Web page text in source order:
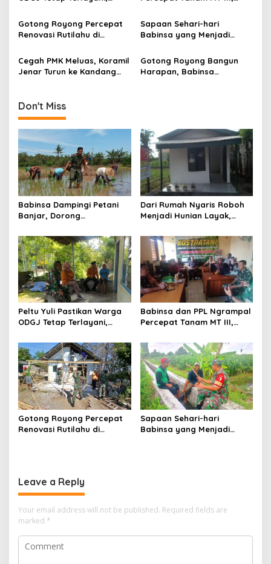
a
t
i
o
n
Tengah Masyarakat
Tanam di Sragen
Gotong Royong Percepat
Renovasi Rutilahu di
Turun Langsung Bantu
Warga
Sapaan Sehari-hari
Babinsa yang Menjadi
Warga Desa
Cegah PMK Meluas, Koramil
Jenar Turun ke Kandang
Gotong Royong Bangun
Harapan, Babinsa
Don't Miss
Babinsa Dampingi Petani
Banjar, Dorong
Ketahanan Pangan
Dari Rumah Nyaris Roboh
Menjadi Hunian Layak,
Wujudkan Harapan Ibu Feri
Peltu Yuli Pastikan Warga
ODGJ Tetap Terlayani,
Tengah Masyarakat
Babinsa dan PPL Ngrampal
Percepat Tanam MT III,
Tanam di Sragen
Gotong Royong Percepat
Renovasi Rutilahu di
Sapaan Sehari-hari
Babinsa yang Menjadi
Leave a Reply
Your email address will not be published. Required fields are
marked *